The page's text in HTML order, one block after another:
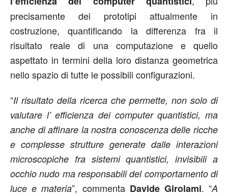
precisamente dei prototipi attualmente in
costruzione, quantificando la differenza fra il
risultato reale di una computazione e quello
aspettato in termini della loro distanza geometrica
nello spazio di tutte le possibili configurazioni.
“Il risultato della ricerca che permette, non solo di
valutare l’ efficienza dei computer quantistici, ma
anche di affinare la nostra conoscenza delle ricche
e complesse strutture generate dalle interazioni
microscopiche fra sistemi quantistici, invisibili a
occhio nudo ma responsabili del comportamento di
luce e materia”, commenta Davide Girolami. “A